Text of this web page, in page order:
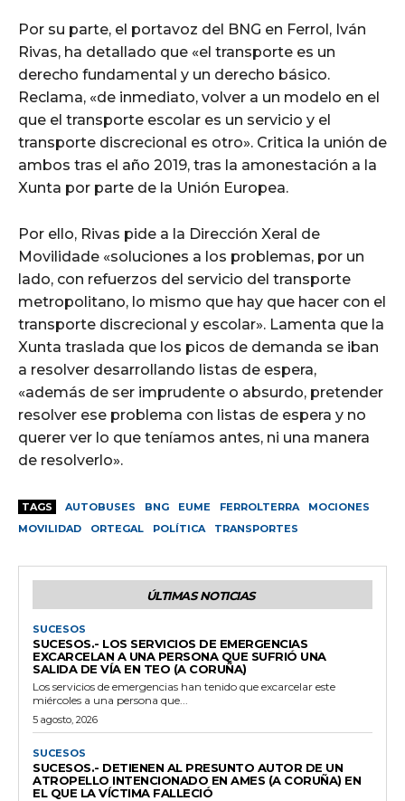
Por su parte, el portavoz del BNG en Ferrol, Iván
Rivas, ha detallado que «el transporte es un
derecho fundamental y un derecho básico.
Reclama, «de inmediato, volver a un modelo en el
que el transporte escolar es un servicio y el
transporte discrecional es otro». Critica la unión de
ambos tras el año 2019, tras la amonestación a la
Xunta por parte de la Unión Europea.
Por ello, Rivas pide a la Dirección Xeral de
Movilidade «soluciones a los problemas, por un
lado, con refuerzos del servicio del transporte
metropolitano, lo mismo que hay que hacer con el
transporte discrecional y escolar». Lamenta que la
Xunta traslada que los picos de demanda se iban
a resolver desarrollando listas de espera,
«además de ser imprudente o absurdo, pretender
resolver ese problema con listas de espera y no
querer ver lo que teníamos antes, ni una manera
de resolverlo».
TAGS AUTOBUSES BNG EUME FERROLTERRA
MOCIONES
MOVILIDAD
ORTEGAL POLÍTICA TRANSPORTES
ÚLTIMAS NOTICIAS
SUCESOS
SUCESOS.- LOS SERVICIOS DE EMERGENCIAS
EXCARCELAN A UNA PERSONA QUE SUFRIÓ UNA
SALIDA DE VÍA EN TEO (A CORUÑA)
Los servicios de emergencias han tenido que excarcelar este
miércoles a una persona que...
5 agosto, 2026
SUCESOS
SUCESOS.- DETIENEN AL PRESUNTO AUTOR DE UN
ATROPELLO INTENCIONADO EN AMES (A CORUÑA) EN
EL QUE LA VÍCTIMA FALLECIÓ